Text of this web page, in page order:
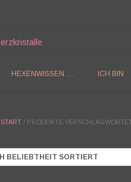
HEXENWISSEN … ICH BIN
START / PRODUKTE